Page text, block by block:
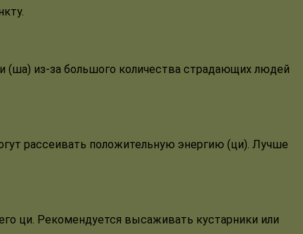
(ша) из-за большого количества страдающих людей
рассеивать положительную энергию (ци). Лучше
ци. Рекомендуется высаживать кустарники или